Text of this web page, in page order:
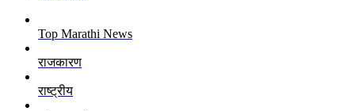
Top Marathi News
राजकारण
राष्ट्रीय